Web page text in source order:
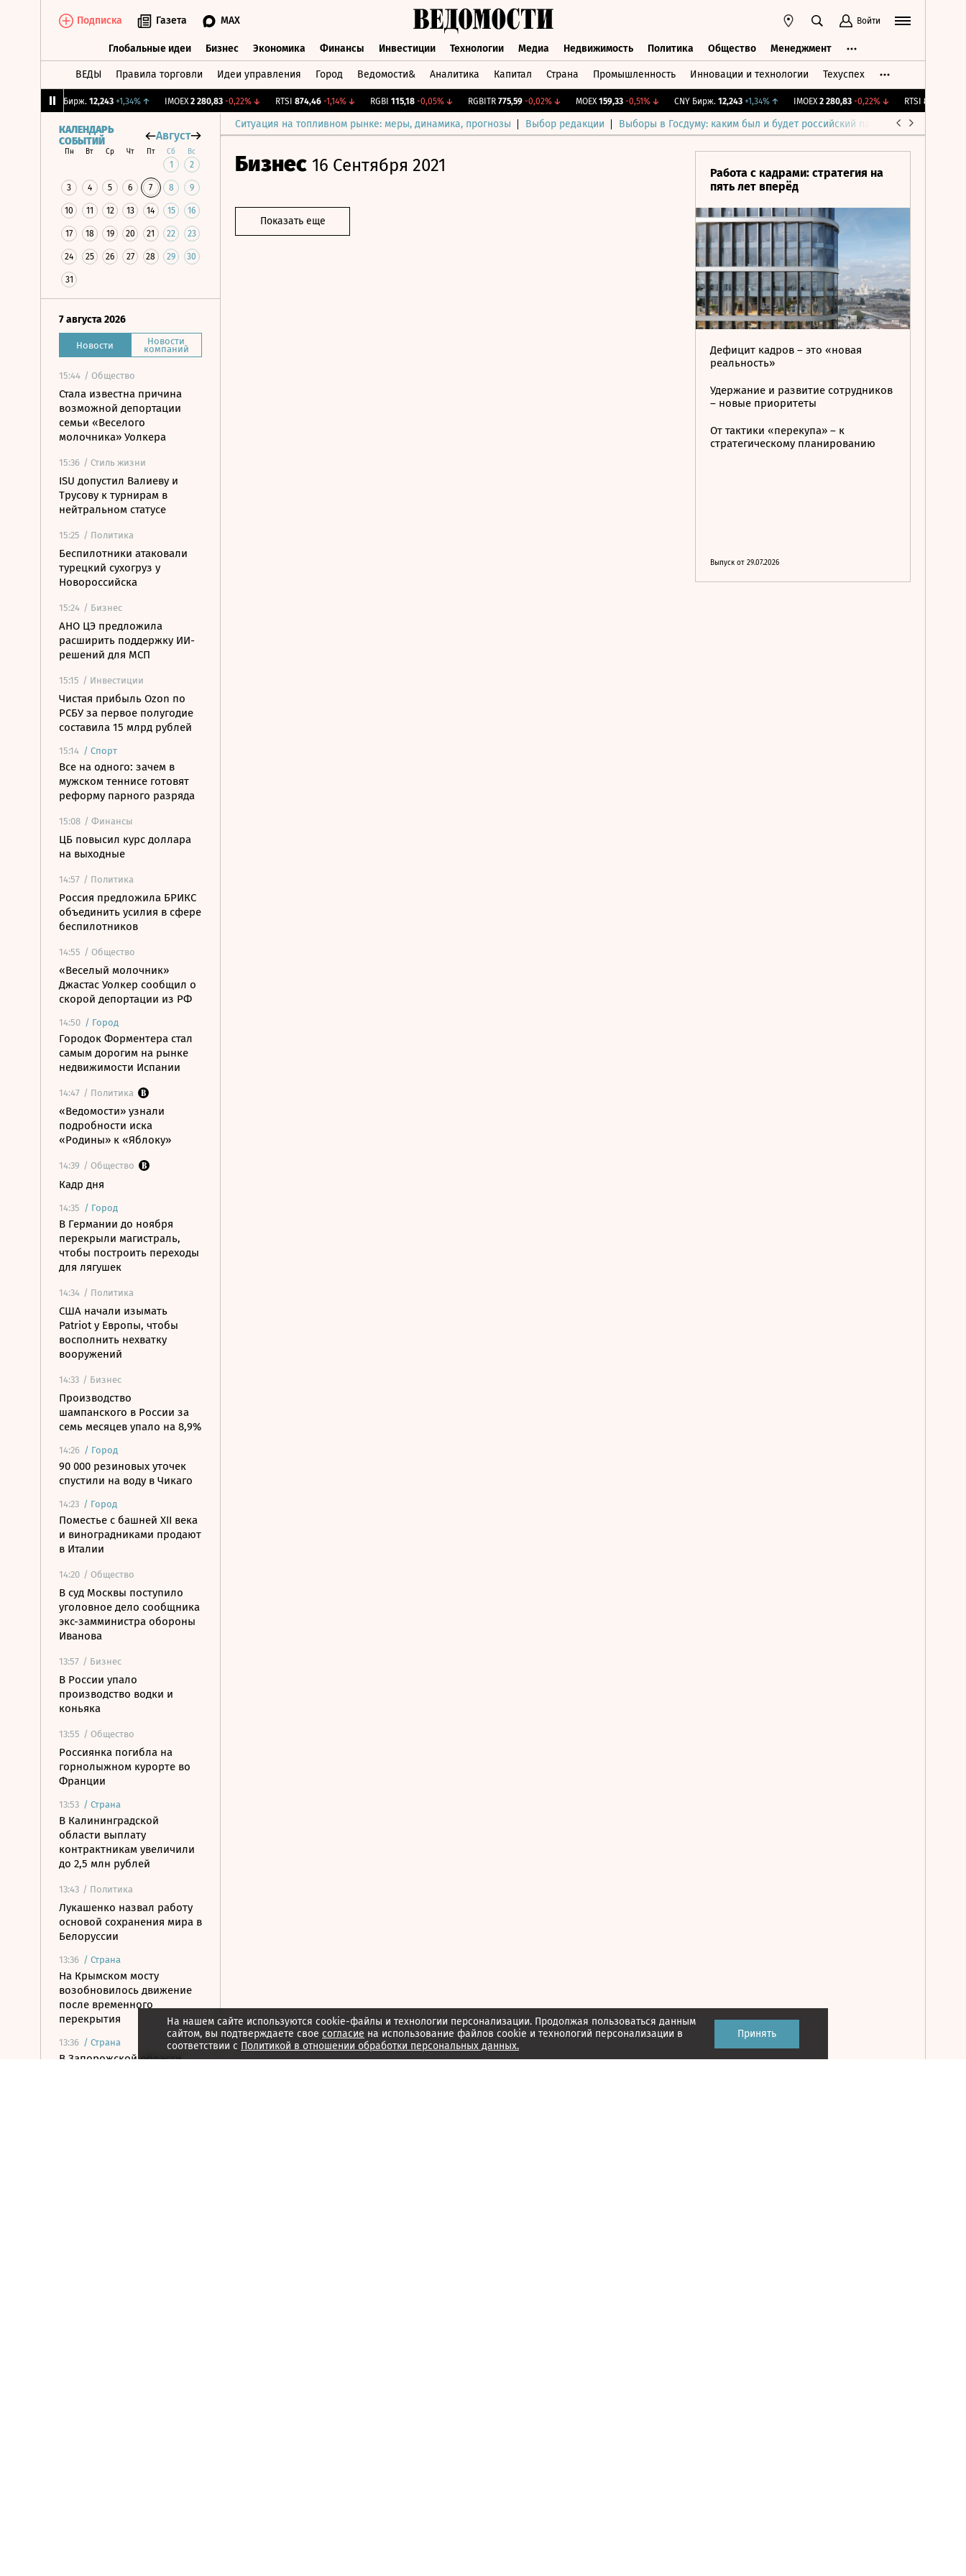
Подписка Газета MAX Войти
Глобальные идеи Бизнес Экономика Финансы Инвестиции Технологии Медиа Недвижимость Политика Общество Менеджмент
ВЕДЫ Правила торговли Идеи управления Город Ведомости& Аналитика Капитал Страна Промышленность Инновации и технологии Техуспех
CNY Бирж. 12,243 +1,34%↑ IMOEX 2 280,83 -0,22%↓ RTSI 874,46 -1,14%↓ RGBI 115,18 -0,05%↓ RGBITR 775,59 -0,02%↓ MOEX 159,33 -0,51%↓ CNY Бирж. 12,243 +1,34%↑ IMOEX 2 280,83 -0,22%↓ RTSI 874,46
Ситуация на топливном рынке: меры, динамика, прогнозы Выбор редакции Выборы в Госдуму: каким был и будет российский парламент
КАЛЕНДАРЬ
СОБЫТИЙ
Август
Пн Вт Ср Чт Пт Сб Вс
1 2
3 4 5 6 7 8 9
10 11 12 13 14 15 16
17 18 19 20 21 22 23
24 25 26 27 28 29 30
31
7 августа 2026
Новости Новости
компаний
15:44 / Общество
Стала известна причина
возможной депортации
семьи «Веселого
молочника» Уолкера
15:36 / Стиль жизни
ISU допустил Валиеву и
Трусову к турнирам в
нейтральном статусе
15:25 / Политика
Беспилотники атаковали
турецкий сухогруз у
Новороссийска
15:24 / Бизнес
АНО ЦЭ предложила
расширить поддержку ИИ-
решений для МСП
15:15 / Инвестиции
Чистая прибыль Ozon по
РСБУ за первое полугодие
составила 15 млрд рублей
15:14 / Спорт
Все на одного: зачем в
мужском теннисе готовят
реформу парного разряда
15:08 / Финансы
ЦБ повысил курс доллара
на выходные
14:57 / Политика
Россия предложила БРИКС
объединить усилия в сфере
беспилотников
14:55 / Общество
«Веселый молочник»
Джастас Уолкер сообщил о
скорой депортации из РФ
14:50 / Город
Городок Форментера стал
самым дорогим на рынке
недвижимости Испании
14:47 / Политика
«Ведомости» узнали
подробности иска
«Родины» к «Яблоку»
14:39 / Общество
Кадр дня
14:35 / Город
В Германии до ноября
перекрыли магистраль,
чтобы построить переходы
для лягушек
14:34 / Политика
США начали изымать
Patriot у Европы, чтобы
восполнить нехватку
вооружений
14:33 / Бизнес
Производство
шампанского в России за
семь месяцев упало на 8,9%
14:26 / Город
90 000 резиновых уточек
спустили на воду в Чикаго
14:23 / Город
Поместье с башней XII века
и виноградниками продают
в Италии
14:20 / Общество
В суд Москвы поступило
уголовное дело сообщника
экс-замминистра обороны
Иванова
13:57 / Бизнес
В России упало
производство водки и
коньяка
13:55 / Общество
Россиянка погибла на
горнолыжном курорте во
Франции
13:53 / Страна
В Калининградской
области выплату
контрактникам увеличили
до 2,5 млн рублей
13:43 / Политика
Лукашенко назвал работу
основой сохранения мира в
Белоруссии
13:36 / Страна
На Крымском мосту
возобновилось движение
после временного
перекрытия
13:36 / Страна
В Запорожской области
Бизнес 16 Сентября 2021
Показать еще
Работа с кадрами: стратегия на
пять лет вперёд
Дефицит кадров – это «новая
реальность»
Удержание и развитие сотрудников
– новые приоритеты
От тактики «перекупа» – к
стратегическому планированию
Выпуск от 29.07.2026
На нашем сайте используются cookie-файлы и технологии персонализации. Продолжая пользоваться данным
сайтом, вы подтверждаете свое согласие на использование файлов cookie и технологий персонализации в
соответствии с Политикой в отношении обработки персональных данных.
Принять